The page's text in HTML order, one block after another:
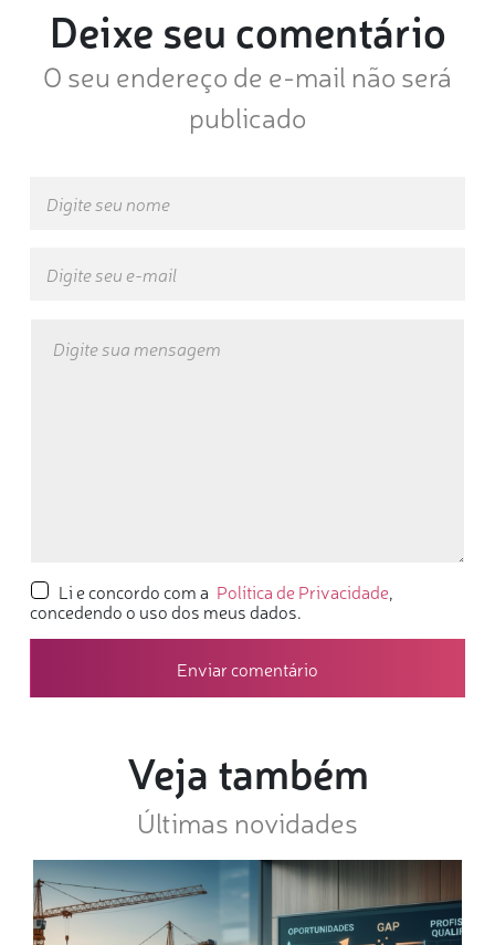
Deixe seu comentário
O seu endereço de e-mail não será
publicado
Li e concordo com a Política de Privacidade,
concedendo o uso dos meus dados.
Veja também
Últimas novidades